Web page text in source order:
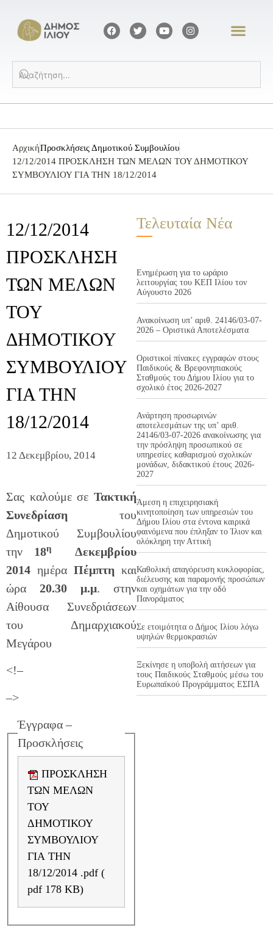
ΑρχικήΠροσκλήσεις Δημοτικού Συμβουλίου
12/12/2014 ΠΡΟΣΚΛΗΣΗ ΤΩΝ ΜΕΛΩΝ ΤΟΥ ΔΗΜΟΤΙΚΟΥ
ΣΥΜΒΟΥΛΙΟΥ ΓΙΑ ΤΗΝ 18/12/2014
12/12/2014
ΠΡΟΣΚΛΗΣΗ
ΤΩΝ ΜΕΛΩΝ
ΤΟΥ
ΔΗΜΟΤΙΚΟΥ
ΣΥΜΒΟΥΛΙΟΥ
ΓΙΑ ΤΗΝ
18/12/2014
12 Δεκεμβρίου, 2014
Σας καλούμε σε Τακτική
Συνεδρίαση του
Δημοτικού Συμβουλίου
την 18η
Δεκεμβρίου
2014 ημέρα Πέμπτη και
ώρα 20.30 μ.μ. στην
Αίθουσα Συνεδριάσεων
του Δημαρχιακού
Μεγάρου
<!–
–>
Έγγραφα –
Προσκλήσεις
ΤΩΝ ΜΕΛΩΝ
ΤΟΥ
ΔΗΜΟΤΙΚΟΥ
ΣΥΜΒΟΥΛΙΟΥ
ΓΙΑ ΤΗΝ
18/12/2014 .pdf (
pdf 178 KB)
Τελευταία Νέα
Ενημέρωση για το ωράριο
λειτουργίας του ΚΕΠ Ιλίου τον
Αύγουστο 2026
Ανακοίνωση υπ’ αριθ. 24146/03-07-
2026 – Οριστικά Αποτελέσματα
Οριστικοί πίνακες εγγραφών στους
Παιδικούς & Βρεφονηπιακούς
Σταθμούς του Δήμου Ιλίου για το
σχολικό έτος 2026-2027
Ανάρτηση προσωρινών
αποτελεσμάτων της υπ’ αριθ.
24146/03-07-2026 ανακοίνωσης για
την πρόσληψη προσωπικού σε
υπηρεσίες καθαρισμού σχολικών
μονάδων, διδακτικού έτους 2026-
2027
Άμεση η επιχειρησιακή
κινητοποίηση των υπηρεσιών του
Δήμου Ιλίου στα έντονα καιρικά
φαινόμενα που έπληξαν το Ίλιον και
ολόκληρη την Αττική
Καθολική απαγόρευση κυκλοφορίας,
διέλευσης και παραμονής προσώπων
και οχημάτων για την οδό
Πανοράματος
Σε ετοιμότητα ο Δήμος Ιλίου λόγω
υψηλών θερμοκρασιών
Ξεκίνησε η υποβολή αιτήσεων για
τους Παιδικούς Σταθμούς μέσω του
Ευρωπαϊκού Προγράμματος ΕΣΠΑ